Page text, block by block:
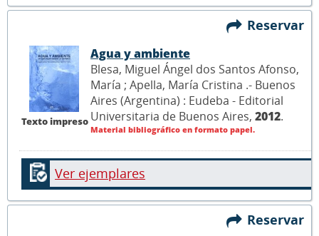
Reservar
Texto impreso
Agua y ambiente
Blesa, Miguel Ángel dos Santos Afonso,
María ; Apella, María Cristina .- Buenos
Aires (Argentina) : Eudeba - Editorial
Universitaria de Buenos Aires, 2012.
Material bibliográfico en formato papel.
Ver ejemplares
Reservar